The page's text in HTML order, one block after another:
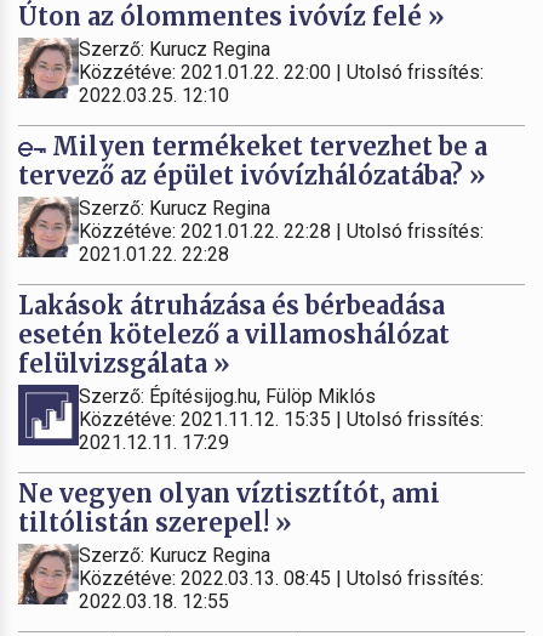
Úton az ólommentes ivóvíz felé »
Szerző: Kurucz Regina
Közzétéve: 2021.01.22. 22:00 | Utolsó frissítés:
2022.03.25. 12:10
Milyen termékeket tervezhet be a
tervező az épület ivóvízhálózatába? »
Szerző: Kurucz Regina
Közzétéve: 2021.01.22. 22:28 | Utolsó frissítés:
2021.01.22. 22:28
Lakások átruházása és bérbeadása
esetén kötelező a villamoshálózat
felülvizsgálata »
Szerző: Építésijog.hu, Fülöp Miklós
Közzétéve: 2021.11.12. 15:35 | Utolsó frissítés:
2021.12.11. 17:29
Ne vegyen olyan víztisztítót, ami
tiltólistán szerepel! »
Szerző: Kurucz Regina
Közzétéve: 2022.03.13. 08:45 | Utolsó frissítés:
2022.03.18. 12:55